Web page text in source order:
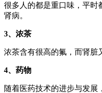
很多人的都是重口味，平时
肾病。
3、浓茶
浓茶含有很高的氟，而肾脏
4、药物
随着医药技术的进步与发